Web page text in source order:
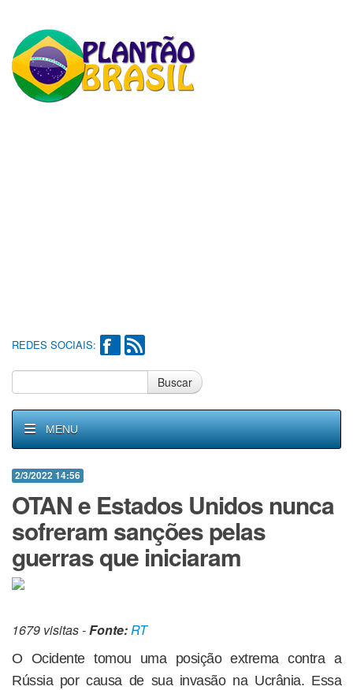
REDES SOCIAIS:
Buscar
MENU
2/3/2022 14:56
OTAN e Estados Unidos nunca
sofreram sanções pelas
guerras que iniciaram
1679 visitas -Fonte:RT
O Ocidente tomou uma posição extrema contra a
Rússia por causa de sua invasão na Ucrânia. Essa